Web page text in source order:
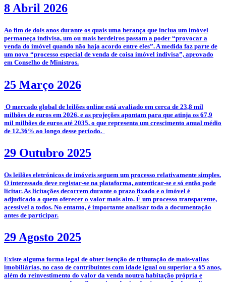
8 Abril 2026
­Ao fim de dois anos durante os quais uma herança que inclua um imóvel
permaneça indivisa, um ou mais herdeiros passam a poder “provocar a
venda do imóvel quando não haja acordo entre eles”. A medida faz parte de
um novo “processo especial de venda de coisa imóvel indivisa”, aprovado
em Conselho de Ministros.
25 Março 2026
­­ O mercado global de leilões online está avaliado em cerca de 23,8 mil
milhões de euros em 2026, e as projeções apontam para que atinja os 67,9
mil milhões de euros até 2035, o que representa um crescimento anual médio
de 12,36% ao longo desse período.
29 Outubro 2025
­­Os leilões eletrónicos de imóveis seguem um processo relativamente simples.
O interessado deve registar-se na plataforma, autenticar-se e só então pode
licitar. As licitações decorrem durante o prazo fixado e o imóvel é
adjudicado a quem oferecer o valor mais alto. É um processo transparente,
acessível a todos. No entanto, é importante analisar toda a documentação
antes de participar.
29 Agosto 2025
­Existe alguma forma legal de obter isenção de tributação de mais-valias
imobiliárias, no caso de contribuintes com idade igual ou superior a 65 anos,
além do reinvestimento do valor da venda noutra habitação própria e